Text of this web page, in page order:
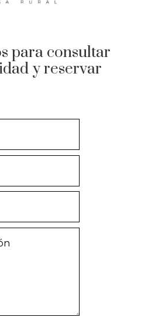
para consultar
y reservar